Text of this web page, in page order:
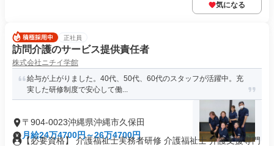
気になる
正社員
訪問介護のサービス提供責任者
株式会社ニチイ学館
給与が上がりました。40代、50代、60代のスタッフが活躍中。充
実した研修制度で安心して働...
〒904-0023沖縄県沖縄市久保田
月給24万4700円～26万4700円
【必要資格】 介護福祉士実務者研修 介護福祉士 介護支援専門